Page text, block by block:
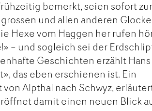
bemerkt, seien sofort zur
und allen anderen
Hexe vom Haggen her rufen
– und sogleich sei der
Geschichten erzählt Hans
das eben erschienen ist. Ein
Alpthal nach Schwyz,
damit einen neuen Blick